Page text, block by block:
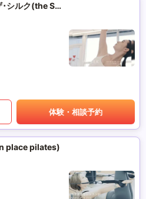
マシンピラティススタジオ ザ･シルク(the SILK)
体験・相談予約
place pilates)